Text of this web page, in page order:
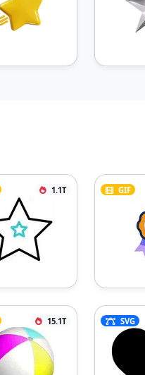
1.1T GIF
15.1T SVG